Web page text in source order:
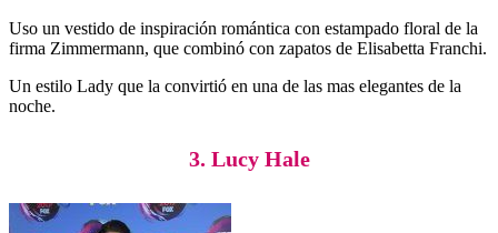
Uso un vestido de inspiración romántica con estampado floral de la
firma Zimmermann, que combinó con zapatos de Elisabetta Franchi.
Un estilo Lady que la convirtió en una de las mas elegantes de la
noche.
3. Lucy Hale